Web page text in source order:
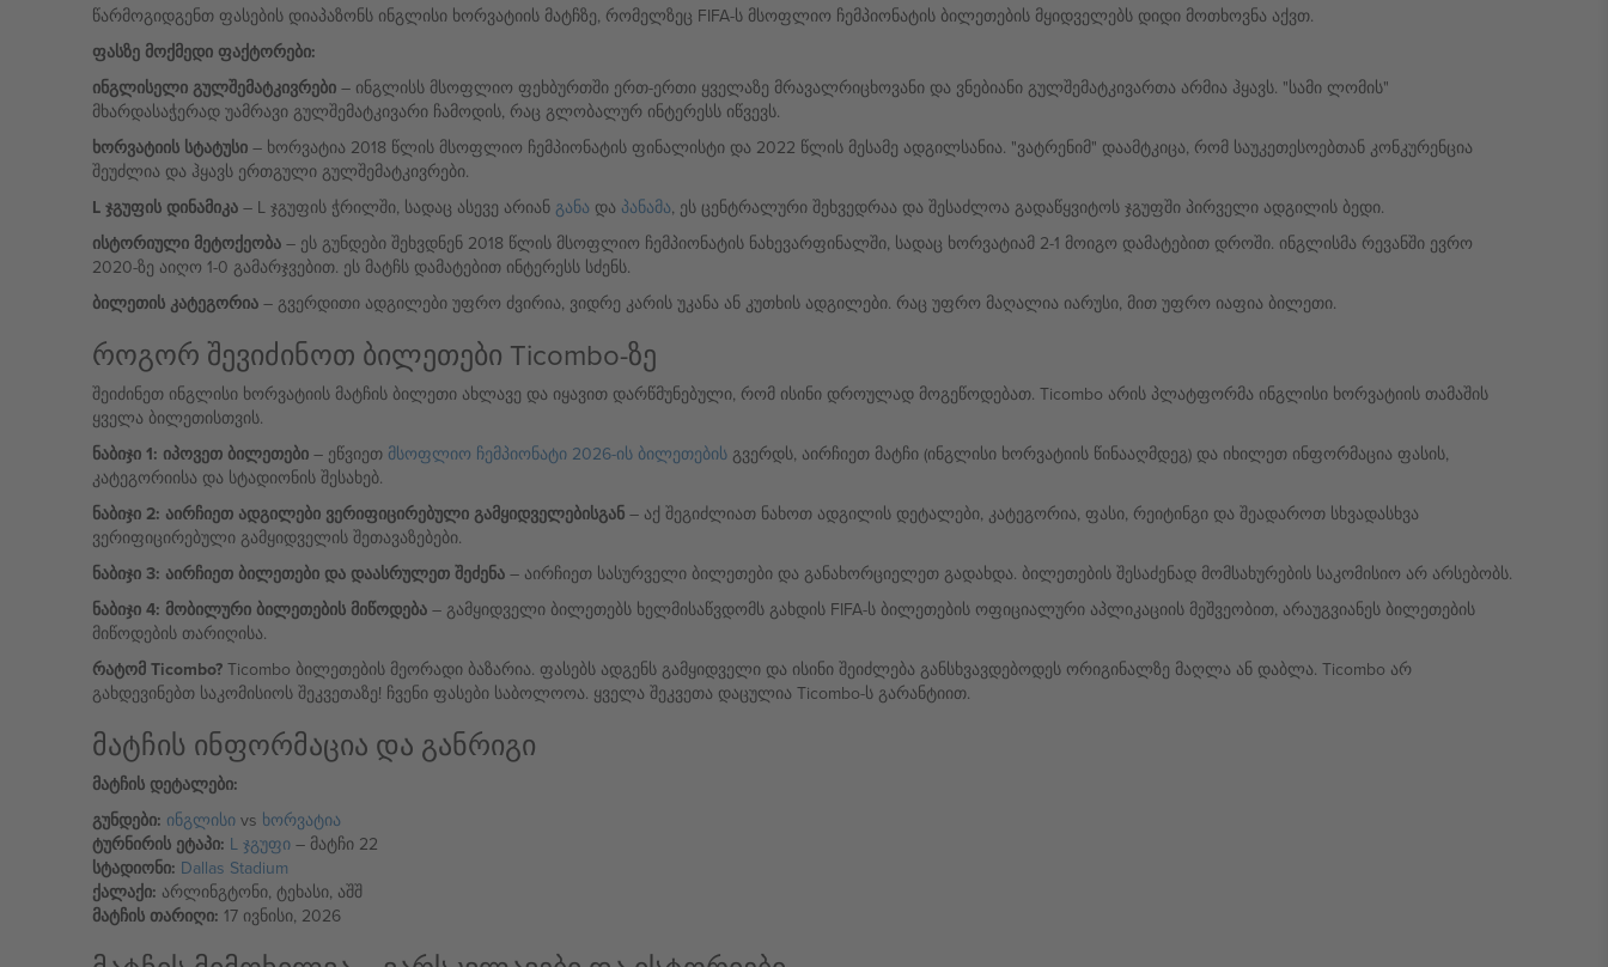
წარმოგიდგენთ ფასების დიაპაზონს ინგლისი ხორვატიის მატჩზე, რომელზეც FIFA-ს მსოფლიო ჩემპიონატის ბილეთების მყიდველებს დიდი მოთხოვნა აქვთ.
ფასზე მოქმედი ფაქტორები:
ინგლისელი გულშემატკივრები– ინგლისს მსოფლიო ფეხბურთში ერთ-ერთი ყველაზე მრავალრიცხოვანი და ვნებიანი გულშემატკივართა არმია ჰყავს. "სამი ლომის"
მხარდასაჭერად უამრავი გულშემატკივარი ჩამოდის, რაც გლობალურ ინტერესს იწვევს.
ხორვატიის სტატუსი– ხორვატია 2018 წლის მსოფლიო ჩემპიონატის ფინალისტი და 2022 წლის მესამე ადგილსანია. "ვატრენიმ" დაამტკიცა, რომ საუკეთესოებთან კონკურენცია
შეუძლია და ჰყავს ერთგული გულშემატკივრები.
L ჯგუფის დინამიკა– L ჯგუფის ჭრილში, სადაც ასევე არიან განა და პანამა, ეს ცენტრალური შეხვედრაა და შესაძლოა გადაწყვიტოს ჯგუფში პირველი ადგილის ბედი.
ისტორიული მეტოქეობა– ეს გუნდები შეხვდნენ 2018 წლის მსოფლიო ჩემპიონატის ნახევარფინალში, სადაც ხორვატიამ 2-1 მოიგო დამატებით დროში. ინგლისმა რევანში ევრო
2020-ზე აიღო 1-0 გამარჯვებით. ეს მატჩს დამატებით ინტერესს სძენს.
ბილეთის კატეგორია– გვერდითი ადგილები უფრო ძვირია, ვიდრე კარის უკანა ან კუთხის ადგილები. რაც უფრო მაღალია იარუსი, მით უფრო იაფია ბილეთი.
როგორ შევიძინოთ ბილეთები Ticombo-ზე
შეიძინეთ ინგლისი ხორვატიის მატჩის ბილეთი ახლავე და იყავით დარწმუნებული, რომ ისინი დროულად მოგეწოდებათ. Ticombo არის პლატფორმა ინგლისი ხორვატიის თამაშის
ყველა ბილეთისთვის.
ნაბიჯი 1: იპოვეთ ბილეთები– ეწვიეთ მსოფლიო ჩემპიონატი 2026-ის ბილეთებისგვერდს, აირჩიეთ მატჩი (ინგლისი ხორვატიის წინააღმდეგ) და იხილეთ ინფორმაცია ფასის,
კატეგორიისა და სტადიონის შესახებ.
ნაბიჯი 2: აირჩიეთ ადგილები ვერიფიცირებული გამყიდველებისგან– აქ შეგიძლიათ ნახოთ ადგილის დეტალები, კატეგორია, ფასი, რეიტინგი და შეადაროთ სხვადასხვა
ვერიფიცირებული გამყიდველის შეთავაზებები.
ნაბიჯი 3: აირჩიეთ ბილეთები და დაასრულეთ შეძენა– აირჩიეთ სასურველი ბილეთები და განახორციელეთ გადახდა. ბილეთების შესაძენად მომსახურების საკომისიო არ არსებობს.
ნაბიჯი 4: მობილური ბილეთების მიწოდება– გამყიდველი ბილეთებს ხელმისაწვდომს გახდის FIFA-ს ბილეთების ოფიციალური აპლიკაციის მეშვეობით, არაუგვიანეს ბილეთების
მიწოდების თარიღისა.
რატომ Ticombo?Ticombo ბილეთების მეორადი ბაზარია. ფასებს ადგენს გამყიდველი და ისინი შეიძლება განსხვავდებოდეს ორიგინალზე მაღლა ან დაბლა. Ticombo არ
გახდევინებთ საკომისიოს შეკვეთაზე! ჩვენი ფასები საბოლოოა. ყველა შეკვეთა დაცულია Ticombo-ს გარანტიით.
მატჩის ინფორმაცია და განრიგი
მატჩის დეტალები:
გუნდები: ინგლისიvs ხორვატია
ტურნირის ეტაპი: L ჯგუფი– მატჩი 22
სტადიონი: Dallas Stadium
ქალაქი: არლინგტონი, ტეხასი, აშშ
მატჩის თარიღი: 17 ივნისი, 2026